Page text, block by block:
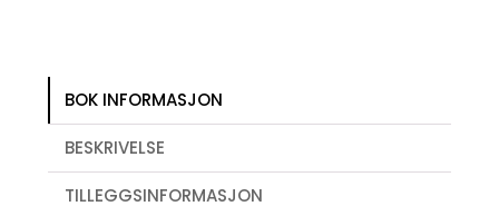
BOK INFORMASJON
BESKRIVELSE
TILLEGGSINFORMASJON